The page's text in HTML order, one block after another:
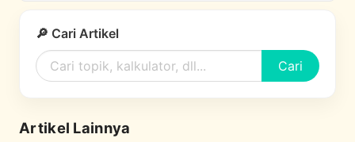
🔎 Cari Artikel
Cari
Artikel Lainnya